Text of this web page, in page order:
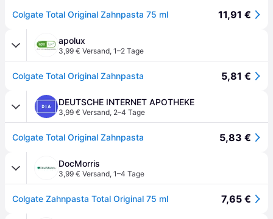
Colgate Total Original Zahnpasta 75 ml 11,91 €
apolux
3,99 € Versand, 1–2 Tage
Colgate Total Original Zahnpasta 5,81 €
DEUTSCHE INTERNET APOTHEKE
3,99 € Versand, 2–4 Tage
Colgate Total Original Zahnpasta 5,83 €
DocMorris
3,99 € Versand, 1–4 Tage
Colgate Zahnpasta Total Original 75 ml 7,65 €